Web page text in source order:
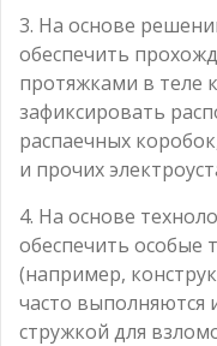
3. На основе
обеспечить
протяжками в теле
зафиксировать
распаечных
и прочих
4. На основе
обеспечить особые
(например,
часто выполняются
стружкой для